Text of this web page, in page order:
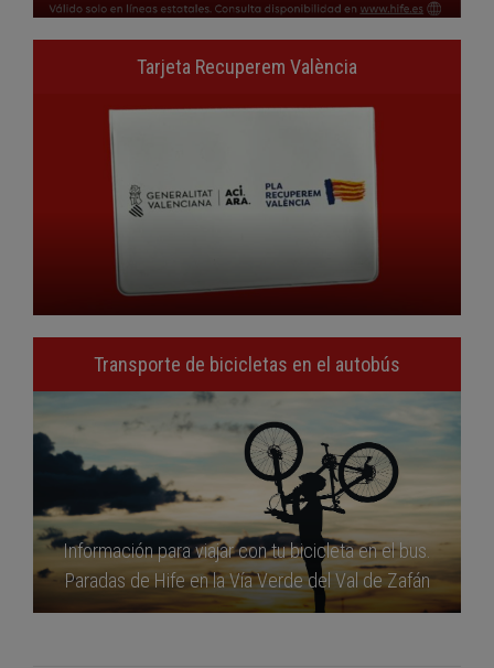
Tarjeta Recuperem València
Transporte de bicicletas en el autobús
Información para viajar con tu bicicleta en el bus.
Paradas de Hife en la Vía Verde del Val de Zafán